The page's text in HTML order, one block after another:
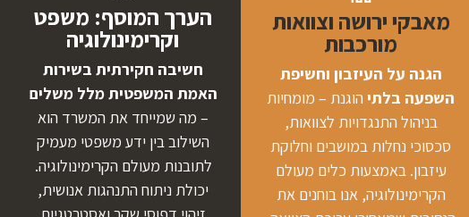
מאבקי ירושה וצוואות
מורכבות
הגנה על העיזבון וחשיפת
השפעה בלתיהוגנת – מומחיות
בניהול התנגדויות לצוואות,
סכסוכי נחלות במושבים וחלוקת
עיזבון. באמצעות כלים מעולם
הקרימינולוגיה, אנו בוחנים את
הערך המוסף: משפט
וקרימינולוגיה
חשיבה חקירתית בשירות
האמת המשפטית מלל משלים
– מה שמייחד את המשרד הוא
השילוב בין ידע משפטי מעמיק
לתובנות מעולם הקרימינולוגיה.
יכולת ניתוח התנהגות אנושית,